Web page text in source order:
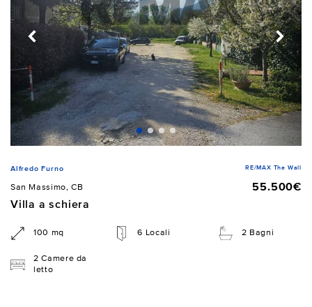
Alfredo Furno RE/MAX The Wall
San Massimo, CB
55.500€
Villa a schiera
100 mq 6 Locali 2 Bagni
2 Camere da
letto